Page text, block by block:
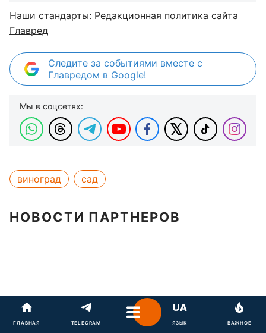
Наши стандарты: Редакционная политика сайта
Главред
Следите за событиями вместе с
Главредом в Google!
Мы в соцсетях:
виноград сад
НОВОСТИ ПАРТНЕРОВ
ГЛАВНАЯ TELEGRAM ЯЗЫК ВАЖНОЕ